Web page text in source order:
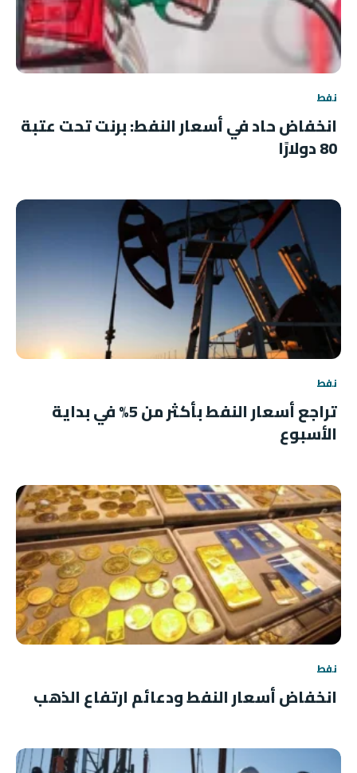
نفط
انخفاض حاد في أسعار النفط: برنت تحت عتبة
80 دولارًا
نفط
تراجع أسعار النفط بأكثر من 5% في بداية
الأسبوع
نفط
انخفاض أسعار النفط ودعائم ارتفاع الذهب